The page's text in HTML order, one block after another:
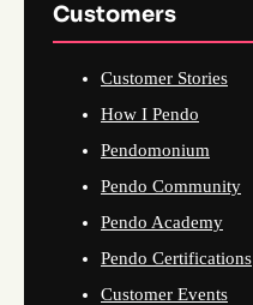
Customers
Customer Stories
How I Pendo
Pendomonium
Pendo Community
Pendo Academy
Pendo Certifications
Customer Events